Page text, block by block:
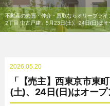
不動産の売買・仲介・買取ならオリーブライ
2丁目 中古戸建」5月23日(土)、24日(日)はオ
2026.05.20
「【売主】西東京市東
(土)、24日(日)はオープ